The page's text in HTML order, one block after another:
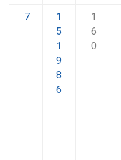
1
6
0
1
5
1
9
8
6
7